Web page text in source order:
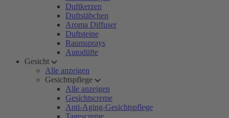
Duftkerzen
Duftstäbchen
Aroma Diffuser
Duftsteine
Raumsprays
Autodüfte
Gesicht
Alle anzeigen
Gesichtspflege
Alle anzeigen
Gesichtscreme
Anti-Aging-Gesichtspflege
Tagescreme